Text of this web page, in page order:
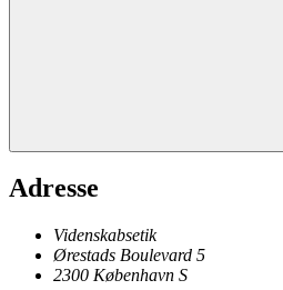
Adresse
Videnskabsetik
Ørestads Boulevard 5
2300 København S